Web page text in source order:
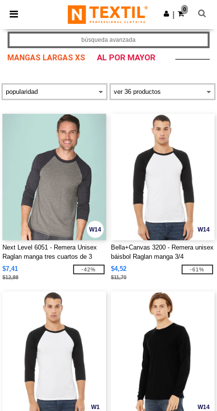
× App de Ntextil
¡Mejores precios en app!
Descargar app
0
MANGAS LARGAS XS AL POR MAYOR
búsqueda avanzada
W14
Next Level 6051 - Remera Unisex
Raglan manga tres cuartos de 3
telas
$7,41
$12,88
-42%
W14
Bella+Canvas 3200 - Remera unisex
báisbol Raglan manga 3/4
$4,52
$11,70
-61%
W1 W14